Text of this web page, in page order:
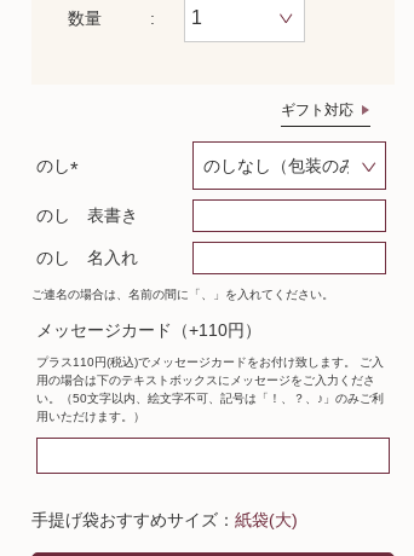
数量
ギフト対応
のし
のし 表書き
のし 名入れ
ご連名の場合は、名前の間に「、」を入れてください。
メッセージカード（+110円）
プラス110円(税込)でメッセージカードをお付け致します。 ご入
用の場合は下のテキストボックスにメッセージをご入力くださ
い。（50文字以内、絵文字不可、記号は「！、？、♪」のみご利
用いただけます。）
手提げ袋おすすめサイズ： 紙袋(大)